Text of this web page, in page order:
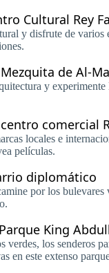
Cultural Rey
y disfrute de varios
de Al-
y
comercial
locales e
películas.
diplomático
por los bulevares
King
verdes, los senderos
en este extenso